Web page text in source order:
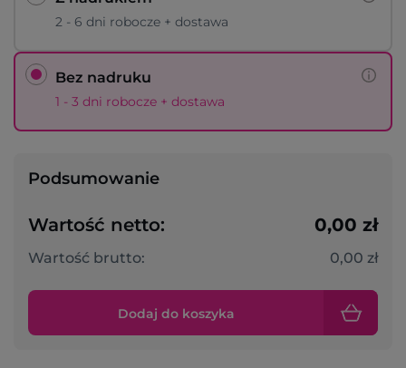
2 - 6 dni robocze + dostawa
Bez nadruku
1 - 3 dni robocze + dostawa
Podsumowanie
Wartość netto: 0,00 zł
Wartość brutto: 0,00 zł
Dodaj do koszyka